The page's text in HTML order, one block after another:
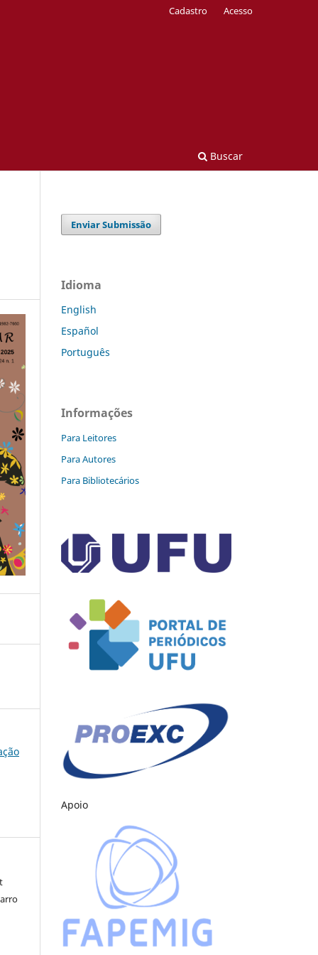
Buscar
Cadastro Acesso
Enviar Submissão
Idioma
English
Español
Português
Informações
Para Leitores
Para Autores
Para Bibliotecários
Apoio